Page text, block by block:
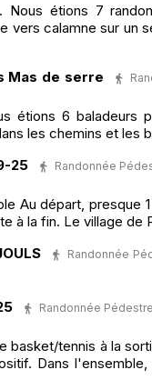
Nous étions 7
vers calamne sur un
Mas de serre
étions 6 baladeurs
les chemins et les
25
Randonnée
Au départ, presque
à la fin. Le village de
Randonnée
Randonnée Pédestre
basket/tennis à la
Dans